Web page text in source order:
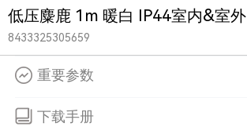
低压麋鹿 1m 暖白 IP44室内&室外
8433325305659
重要参数
下载手册